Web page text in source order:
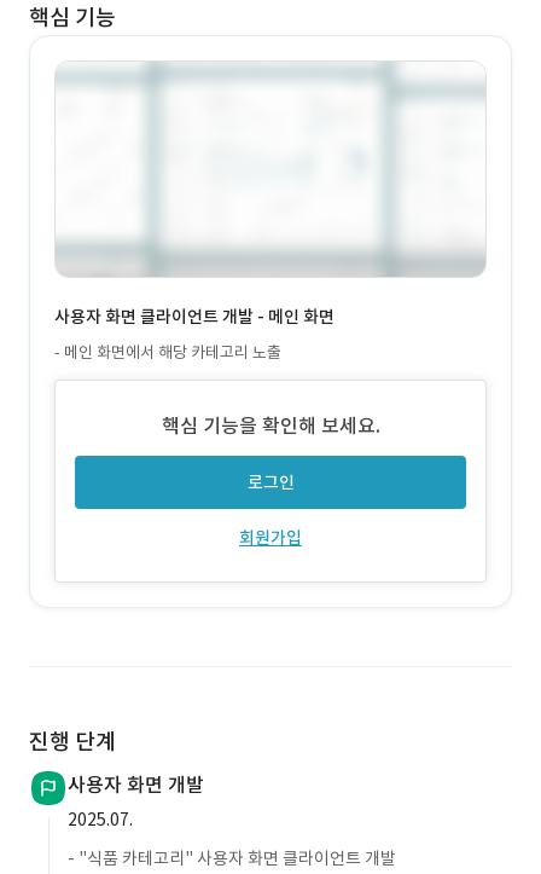
핵심 기능
사용자 화면 클라이언트 개발 - 메인 화면
- 메인 화면에서 해당 카테고리 노출
핵심 기능을 확인해 보세요.
로그인
회원가입
진행 단계
사용자 화면 개발
2025.07.
- "식품 카테고리" 사용자 화면 클라이언트 개발